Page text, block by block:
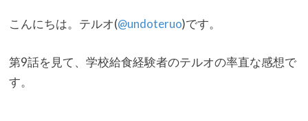
こんにちは。テルオ(@undoteruo)です。
第9話を見て、学校給食経験者のテルオの率直な感想で
す。